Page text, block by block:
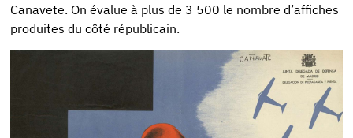
Canavete. On évalue à plus de 3 500 le nombre d’affiches
produites du côté républicain.